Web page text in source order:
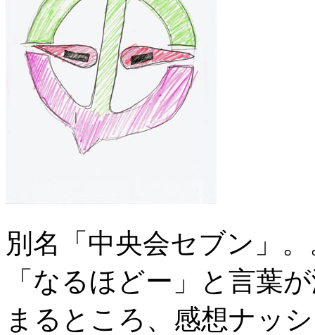
別名「中央会セブン」
「なるほどー」と言葉
まるところ、感想ナッ